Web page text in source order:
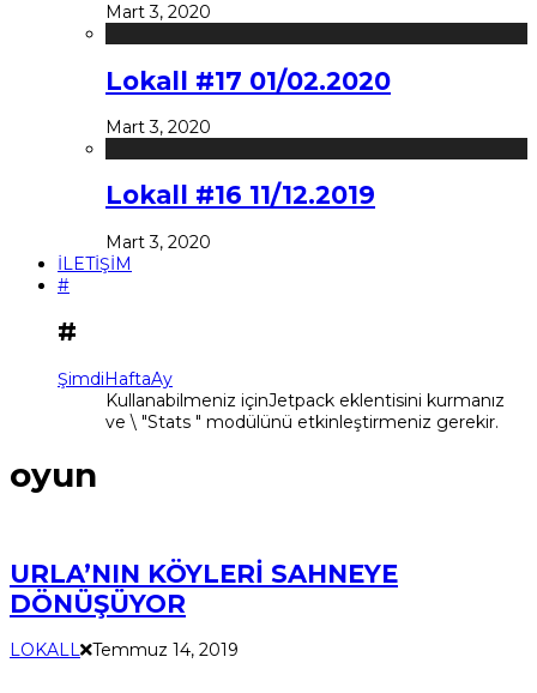
Mart 3, 2020
Lokall #17 01/02.2020
Mart 3, 2020
Lokall #16 11/12.2019
Mart 3, 2020
İLETİŞİM
#
#
ŞimdiHaftaAy
Kullanabilmeniz içinJetpack eklentisini kurmanız
ve \ "Stats " modülünü etkinleştirmeniz gerekir.
oyun
URLA’NIN KÖYLERİ SAHNEYE
DÖNÜŞÜYOR
LOKALL Temmuz 14, 2019